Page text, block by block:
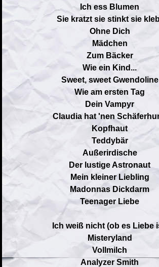
Ich ess Blumen
Sie kratzt sie stinkt sie
Ohne Dich
Mädchen
Zum Bäcker
Wie ein Kind...
Sweet, sweet Gwendoline
Wie am ersten Tag
Dein Vampyr
Claudia hat 'nen
Kopfhaut
Teddybär
Außerirdische
Der lustige Astronaut
Mein kleiner Liebling
Madonnas Dickdarm
Teenager Liebe
Ich weiß nicht (ob es Liebe
Misteryland
Vollmilch
Analyzer Smith